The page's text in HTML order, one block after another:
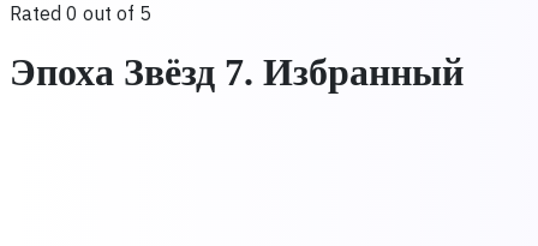
Rated 0 out of 5
Эпоха Звёзд 7. Избранный